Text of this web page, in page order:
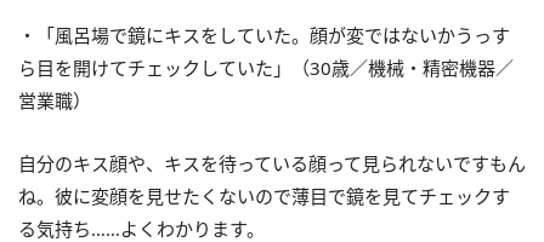
・「風呂場で鏡にキスをしていた。顔が変ではないかうっす
ら目を開けてチェックしていた」（30歳／機械・精密機器／
営業職）
自分のキス顔や、キスを待っている顔って見られないですもん
ね。彼に変顔を見せたくないので薄目で鏡を見てチェックす
る気持ち……よくわかります。